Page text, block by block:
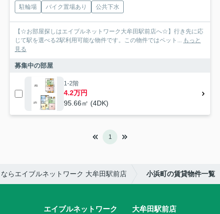
駐輪場 バイク置場あり 公共下水
【☆お部屋探しはエイブルネットワーク大牟田駅前店へ☆】行き先に応
じて駅を選べる2駅利用可能な物件です。この物件ではペット... もっと
見る
募集中の部屋
1-2階
4.2万円
95.66㎡ (4DK)
1
らエイブルネットワーク 大牟田駅前店 小浜町の賃貸物件一覧
エイブルネットワーク 大牟田駅前店